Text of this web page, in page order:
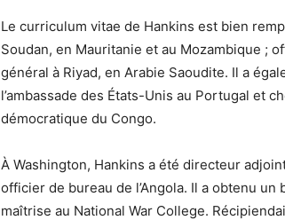
Le curriculum vitae de Hankins est bien
Soudan, en Mauritanie et au Mozambique ;
général à Riyad, en Arabie Saoudite. Il a
l’ambassade des États-Unis au Portugal et
démocratique du Congo.
À Washington, Hankins a été directeur
officier de bureau de l’Angola. Il a obtenu
maîtrise au National War College.